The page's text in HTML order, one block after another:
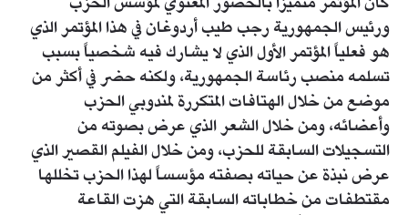
ورئيس الجمهورية رجب طيب أردوغان في هذا المؤتمر الذي
هو فعلياً المؤتمر الأول الذي لا يشارك فيه شخصياً بسبب
تسلمه منصب رئاسة الجمهورية، ولكنه حضر في أكثر من
موضع من خلال الهتافات المتكررة لمندوبي الحزب
وأعضائه، ومن خلال الشعر الذي عرض بصوته من
التسجيلات السابقة للحزب، ومن خلال الفيلم القصير الذي
عرض نبذة عن حياته بصفته مؤسساً لهذا الحزب تخللها
مقتطفات من خطاباته السابقة التي هزت القاعة